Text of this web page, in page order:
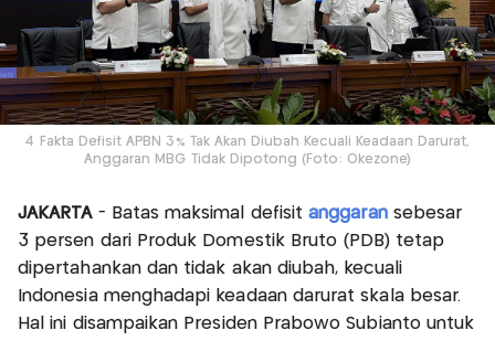
4 Fakta Defisit APBN 3% Tak Akan Diubah Kecuali Keadaan Darurat,
Anggaran MBG Tidak Dipotong (Foto: Okezone)
JAKARTA- Batas maksimal defisitanggaransebesar
3 persen dari Produk Domestik Bruto (PDB) tetap
dipertahankan dan tidak akan diubah, kecuali
Indonesia menghadapi keadaan darurat skala besar.
Hal ini disampaikan Presiden Prabowo Subianto untuk